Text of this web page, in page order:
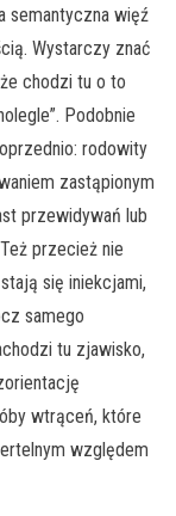
semantyczna więź
Wystarczy znać
chodzi tu o to
Podobnie
rodowity
zastąpionym
przewidywań lub
przecież nie
się iniekcjami,
samego
tu zjawisko,
wtrąceń, które
względem